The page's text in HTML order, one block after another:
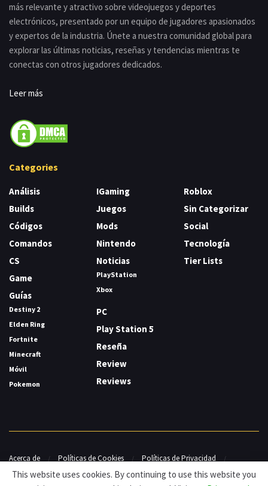
más relevante y atractivo sobre videojuegos y deportes
electrónicos, presentado por un equipo de jugadores apasionados
y expertos de la industria. Únete a nuestra comunidad global para
explorar las últimas noticias, reseñas y tendencias mientras te
conectas con otros jugadores dedicados.
Leer más
Categories
Análisis
Builds
Códigos
Comandos
CS
Game
Guías
Destiny 2
Elden Ring
Fortnite
Minecraft
Móvil
Pokemon
IGaming
Juegos
Mods
Nintendo
Noticias
PlayStation
Xbox
PC
Play Station 5
Reseña
Review
Reviews
Roblox
Sin Categorizar
Social
Tecnología
Tier Lists
Acerca de Políticas de Cookies
Políticas de Privacidad
Contacto
This website uses cookies. By continuing to use this website you